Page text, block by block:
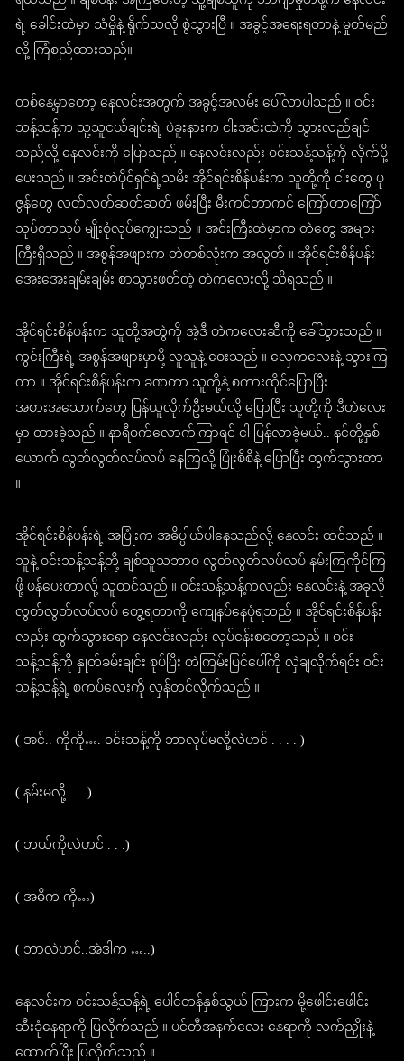
ရဲ့ ခေါင်းထဲမှာ သံမှိုနဲ့ ရိုက်သလို စွဲသွားပြီ ။ အခွင့်အရေးရတာနဲ့ မှုတ်မည်
လို့ ကြံစည်ထားသည်။
တစ်နေ့မှာတော့ နေလင်းအတွက် အခွင့်အလမ်း ပေါ်လာပါသည် ။ ဝင်း
သန့်သန့်က သူ့သူငယ်ချင်းရဲ့ ပဲခူးနားက ငါးအင်းထဲကို သွားလည်ချင်
သည်လို့ နေလင်းကို ပြောသည် ။ နေလင်းလည်း ဝင်းသန့်သန့်ကို လိုက်ပို့
ပေးသည် ။ အင်းတဲပိုင်ရှင်ရဲ့သမီး အိုင်ရင်းစိန်ပန်းက သူတို့ကို ငါးတွေ ပု
ဇွန်တွေ လတ်လတ်ဆတ်ဆတ် ဖမ်းပြီး မီးကင်တာကင် ကြော်တာကြော်
သုပ်တာသုပ် မျိုးစုံလုပ်ကျွေးသည် ။ အင်းကြီးထဲမှာက တဲတွေ အများ
ကြီးရှိသည် ။ အစွန်အဖျားက တဲတစ်လုံးက အလွတ် ။ အိုင်ရင်းစိန်ပန်း
အေးအေးချမ်းချမ်း စာသွားဖတ်တဲ့ တဲကလေးလို့ သိရသည် ။
အိုင်ရင်းစိန်ပန်းက သူတို့အတွဲကို အဲ့ဒီ တဲကလေးဆီကို ခေါ်သွားသည် ။
ကွင်းကြီးရဲ့ အစွန်အဖျားမှာမို့ လူသူနဲ့ ဝေးသည် ။ လှေကလေးနဲ့ သွားကြ
တာ ။ အိုင်ရင်းစိန်ပန်းက ခဏတာ သူတို့နဲ့ စကားထိုင်ပြောပြီး
အစားအသောက်တွေ ပြန်ယူလိုက်ဦးမယ်လို့ ပြောပြီး သူတို့ကို ဒီတဲလေး
မှာ ထားခဲ့သည် ။ နာရီဝက်လောက်ကြာရင် ငါ ပြန်လာခဲ့မယ်.. နင်တို့နှစ်
ယောက် လွတ်လွတ်လပ်လပ် နေကြလို့ ပြုံးစိစိနဲ့ ပြောပြီး ထွက်သွားတာ
။
အိုင်ရင်းစိန်ပန်းရဲ့ အပြုံးက အဓိပ္ပါယ်ပါနေသည်လို့ နေလင်း ထင်သည် ။
သူနဲ့ ဝင်းသန့်သန့်တို့ ချစ်သူသဘာဝ လွတ်လွတ်လပ်လပ် နမ်းကြကိုင်ကြ
ဖို့ ဖန်ပေးတာလို့ သူထင်သည် ။ ဝင်းသန့်သန့်ကလည်း နေလင်းနဲ့ အခုလို
လွတ်လွတ်လပ်လပ် တွေ့ရတာကို ကျေနပ်နေပုံရသည် ။ အိုင်ရင်းစိန်ပန်း
လည်း ထွက်သွားရော နေလင်းလည်း လုပ်ငန်းစတော့သည် ။ ဝင်း
သန့်သန့်ကို နှုတ်ခမ်းချင်း စုပ်ပြီး တဲကြမ်းပြင်ပေါ်ကို လှဲချလိုက်ရင်း ဝင်း
သန့်သန့်ရဲ့ စကပ်လေးကို လှန်တင်လိုက်သည် ။
( အင်.. ကိုကို…. ဝင်းသန့်ကို ဘာလုပ်မလို့လဲဟင် . . . . )
( နမ်းမလို့ . . .)
( ဘယ်ကိုလဲဟင် . . .)
( အဓိက ကို…)
( ဘာလဲဟင်..အဲဒါက …..)
နေလင်းက ဝင်းသန့်သန့်ရဲ့ ပေါင်တန်နှစ်သွယ် ကြားက မို့ဖေါင်းဖေါင်း
ဆီးခုံနေရာကို ပြလိုက်သည် ။ ပင်တီအနက်လေး နေရာကို လက်ညှိုးနဲ့
ထောက်ပြီး ပြလိုက်သည် ။